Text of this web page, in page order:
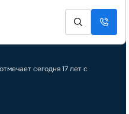
сегодня 17 лет с